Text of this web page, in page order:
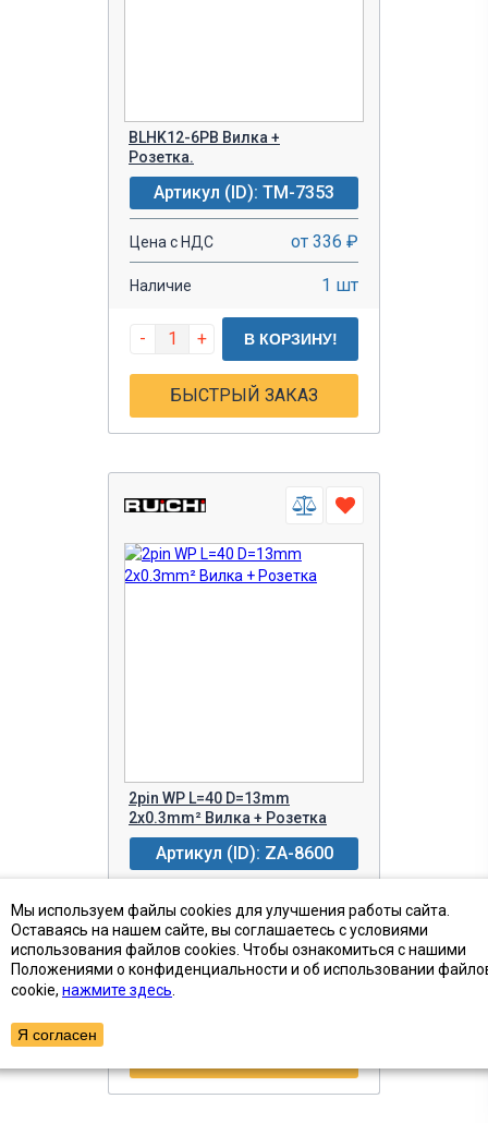
BLHK12-6PB Вилка +
Розетка.
Артикул (ID): TM-7353
Цена с НДС от 336 ₽
Наличие 1 шт
- + В КОРЗИНУ!
БЫСТРЫЙ ЗАКАЗ
2pin WP L=40 D=13mm
2х0.3mm² Вилка + Розетка
Артикул (ID): ZA-8600
Цена с НДС
Наличие 7625 шт
-
Мы используем файлы cookies для улучшения работы сайта.
Оставаясь на нашем сайте, вы соглашаетесь с условиями
использования файлов cookies. Чтобы ознакомиться с нашими
Положениями о конфиденциальности и об использовании
cookie, нажмите здесь
Я согласен